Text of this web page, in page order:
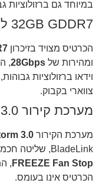
במיוחד גם ברזולוציות
32GB GDDR7 לעומסי עבודה כבדים
הכרטיס מצויד בזיכרון
ומהירות של 28Gbps
וידאו ברזולוציות
צווארי בקבוק.
מערכת קירור IceStorm 3.0
מערכת הקירור 3.0
BladeLink, שליטה חכמה במהירות המאווררים וטכנולוגיית
FREEZE Fan Stop
,
הכרטיס אינו בעומס.